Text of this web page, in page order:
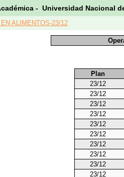
- Universidad Nacional
EN ALIMENTOS-23/12
Plan
23/12
23/12
23/12
23/12
23/12
23/12
23/12
23/12
23/12
23/12